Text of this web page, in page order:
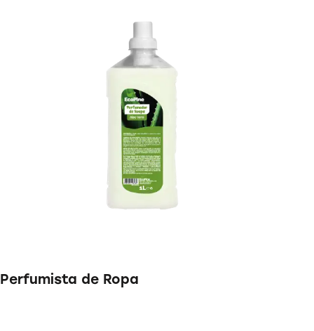
Perfumista de Ropa